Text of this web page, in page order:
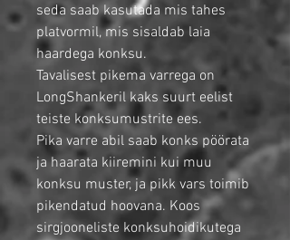
seda saab kasutada mis tahes
platvormil, mis sisaldab laia
haardega konksu.
Tavalisest pikema varrega on
LongShankeril kaks suurt eelist
teiste konksumustrite ees.
Pika varre abil saab konks pöörata
ja haarata kiiremini kui muu
konksu muster, ja pikk vars toimib
pikendatud hoovana. Koos
sirgjooneliste konksuhoidikutega